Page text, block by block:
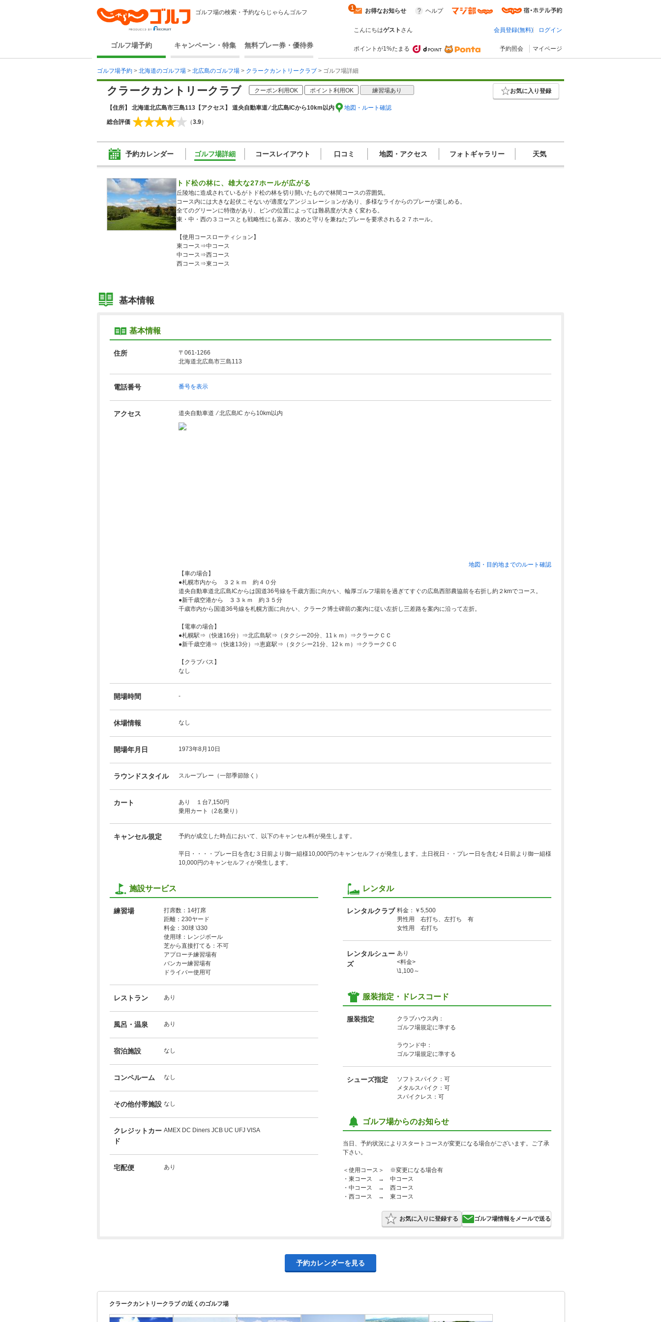
ゴルフ場の検索・予約ならじゃらんゴルフ
ゴルフ場予約 キャンペーン・特集 無料プレー券・優待券
お得なお知らせ
1 ヘルプ
こんにちはゲスト さん 会員登録(無料) ログイン
ポイントが1%たまる 予約照会 マイページ
ゴルフ場予約 > 北海道のゴルフ場 > 北広島のゴルフ場 > クラークカントリークラブ > ゴルフ場詳細
クラークカントリークラブ クーポン利用OK ポイント利用OK 練習場あり お気に入り登録
【住所】 北海道北広島市三島113 【アクセス】 道央自動車道 ⁄ 北広島ICから10km以内 地図・ルート確認
総合評価 （3.9）
予約カレンダー ゴルフ場詳細 コースレイアウト 口コミ 地図・アクセス フォトギャラリー 天気
トド松の林に、雄大な27ホールが広がる
丘陵地に造成されているがトド松の林を切り開いたもので林間コースの雰囲気。
コース内には大きな起伏こそないが適度なアンジュレーションがあり、多様なライからのプレーが楽しめる。
全てのグリーンに特徴があり、ピンの位置によっては難易度が大きく変わる。
東・中・西の３コースとも戦略性にも富み、攻めと守りを兼ねたプレーを要求される２７ホール。
【使用コースローティション】
東コース⇒中コース
中コース⇒西コース
西コース⇒東コース
基本情報
基本情報
住所
〒061-1266
北海道北広島市三島113
電話番号 番号を表示
アクセス 道央自動車道 ⁄ 北広島IC から10km以内
地図・目的地までのルート確認
【車の場合】
●札幌市内から ３２ｋｍ 約４０分
道央自動車道北広島ICからは国道36号線を千歳方面に向かい、輪厚ゴルフ場前を過ぎてすぐの広島西部農協前を右折し約２kmでコース。
●新千歳空港から ３３ｋｍ 約３５分
千歳市内から国道36号線を札幌方面に向かい、クラーク博士碑前の案内に従い左折し三差路を案内に沿って左折。
【電車の場合】
●札幌駅⇒（快速16分）⇒北広島駅⇒（タクシー20分、11ｋｍ）⇒クラークＣＣ
●新千歳空港⇒（快速13分）⇒恵庭駅⇒（タクシー21分、12ｋｍ）⇒クラークＣＣ
【クラブバス】
なし
開場時間 -
休場情報 なし
開場年月日 1973年8月10日
ラウンドスタイル スループレー（一部季節除く）
カート
あり １台7,150円
乗用カート（2名乗り）
キャンセル規定 予約が成立した時点において、以下のキャンセル料が発生します。
平日・・・・プレー日を含む３日前より御一組様10,000円のキャンセルフィが発生します。土日祝日・・プレー日を含む４日前より御一組様
10,000円のキャンセルフィが発生します。
施設サービス
練習場
打席数：14打席
距離：230ヤード
料金：30球 \330
使用球：レンジボール
芝から直接打てる：不可
アプローチ練習場有
バンカー練習場有
ドライバー使用可
レストラン あり
風呂・温泉 あり
宿泊施設 なし
コンペルーム なし
その他付帯施設 なし
クレジットカー
ド
AMEX DC Diners JCB UC UFJ VISA
宅配便 あり
レンタル
レンタルクラブ 料金：￥5,500
男性用 右打ち、左打ち 有
女性用 右打ち
レンタルシュー
ズ
あり
<料金>
\1,100～
服装指定・ドレスコード
服装指定
クラブハウス内：
ゴルフ場規定に準する
ラウンド中：
ゴルフ場規定に準する
シューズ指定
ソフトスパイク：可
メタルスパイク：可
スパイクレス：可
ゴルフ場からのお知らせ
当日、予約状況によりスタートコースが変更になる場合がございます。ご了承
下さい。
＜使用コース＞ ※変更になる場合有
・東コース → 中コース
・中コース → 西コース
・西コース → 東コース
お気に入りに登録する ゴルフ場情報をメールで送る
予約カレンダーを見る
クラークカントリークラブ の近くのゴルフ場